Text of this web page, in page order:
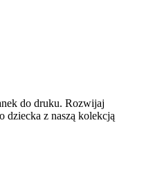
do druku. Rozwijaj
dziecka z naszą kolekcją